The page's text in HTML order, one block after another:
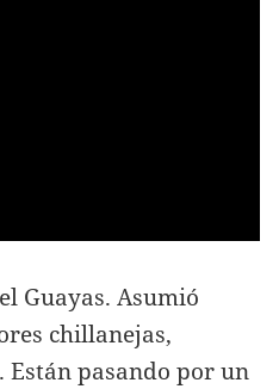
Guayas. Asumió
chillanejas,
pasando por un